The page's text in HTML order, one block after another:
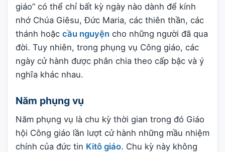
giáo” có thể chỉ bất kỳ ngày nào dành để kính
nhớ Chúa Giêsu, Đức Maria, các thiên thần, các
thánh hoặc cầu nguyện cho những người đã qua
đời. Tuy nhiên, trong phụng vụ Công giáo, các
ngày cử hành được phân chia theo cấp bậc và ý
nghĩa khác nhau.
Năm phụng vụ
Năm phụng vụ là chu kỳ thời gian trong đó Giáo
hội Công giáo lần lượt cử hành những mầu nhiệm
chính của đức tin Kitô giáo. Chu kỳ này không